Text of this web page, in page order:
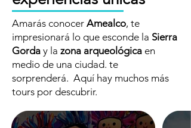
Amarás conocer Amealco, te
impresionará lo que esconde la Sierra
Gorda y la zona arqueológica en
medio de una ciudad. te
sorprenderá. Aquí hay muchos más
tours por descubrir.